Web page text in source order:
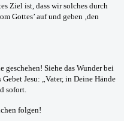
Ziel ist, dass wir solches durch
Gottes’ auf und geben ‚den
Siehe das Wunder bei
Jesu: „Vater, in Deine Hände
sofort.
folgen!